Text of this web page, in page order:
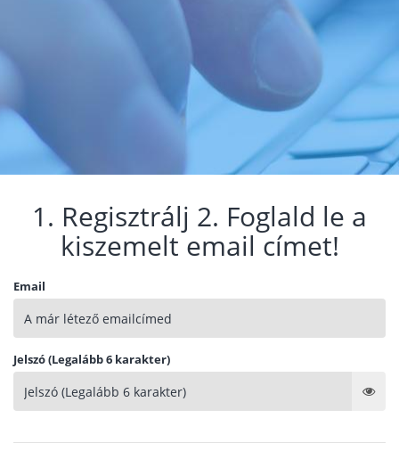
1. Regisztrálj 2. Foglald le a
kiszemelt email címet!
Email
Jelszó (Legalább 6 karakter)